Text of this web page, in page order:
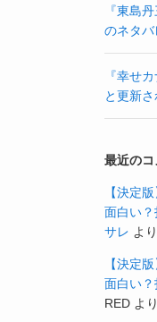
『東島
のネタ
『幸せ
と更新
最近のコ
【決定
面白い？
サレ より
【決定
面白い？
RED より